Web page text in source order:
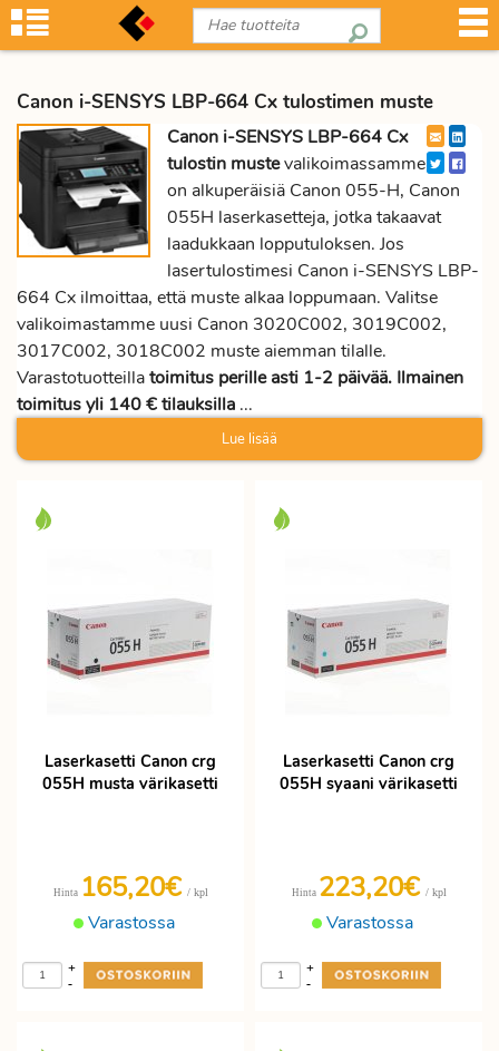
Canon i-SENSYS LBP-664 Cx tulostimen muste
Canon i-SENSYS LBP-664 Cx
tulostin mustevalikoimassamme
on alkuperäisiä Canon 055-H, Canon
055H laserkasetteja, jotka takaavat
laadukkaan lopputuloksen. Jos
lasertulostimesi Canon i-SENSYS LBP-
664 Cx ilmoittaa, että muste alkaa loppumaan. Valitse
valikoimastamme uusi Canon 3020C002, 3019C002,
3017C002, 3018C002 muste aiemman tilalle.
Varastotuotteillatoimitus perille asti 1-2 päivää. Ilmainen
toimitus yli 140 € tilauksilla ...
Lue lisää
Laserkasetti Canon crg
055H musta värikasetti
Varastossa
Hinta 165,20€ / kpl
-
+
Laserkasetti Canon crg
055H syaani värikasetti
Varastossa
Hinta 223,20€ / kpl
-
+